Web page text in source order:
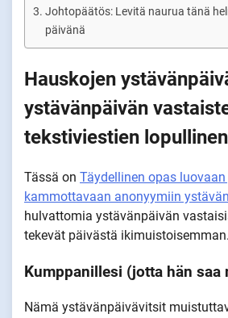
Johtopäätös: Levitä naurua tänä
päivänä
Hauskojen
ystävänpäivän
tekstiviestien
Tässä on Täydellinen opas luovaan
kammottavaan anonyymiin
hulvattomia ystävänpäivän
tekevät päivästä ikimuistoisemman.
Kumppanillesi (jotta hän saa
Nämä ystävänpäivävitsit